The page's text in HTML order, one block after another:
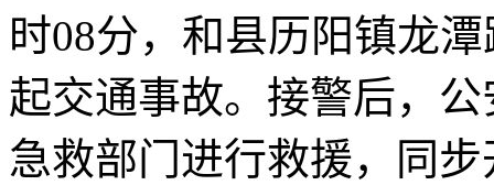
时08分，和县历阳镇龙
起交通事故。接警后，
急救部门进行救援，同